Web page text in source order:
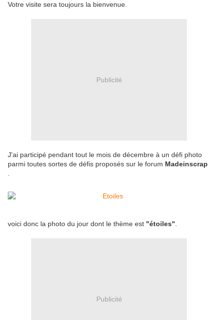
Votre visite sera toujours la bienvenue.
Publicité
J'ai participé pendant tout le mois de décembre à un défi photo
parmi toutes sortes de défis proposés sur le forum Madeinscrap
voici donc la photo du jour dont le thème est "étoiles"
Publicité